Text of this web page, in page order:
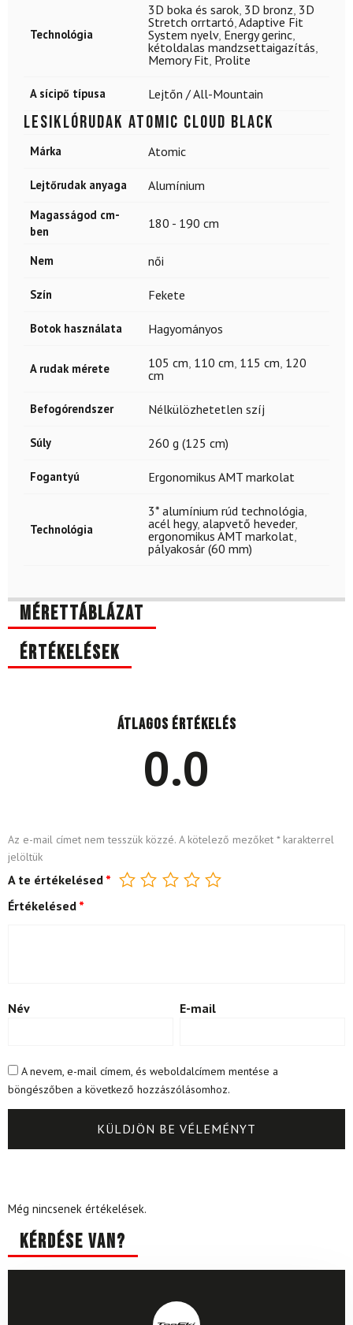
Technológia
3D boka és sarok 3D bronz 3D
Stretch orrtartó Adaptive Fit
System nyelv, Energy gerinc
kétoldalas mandzsettaigazítás
Memory Fit Prolite
A sícipő típusa Lejtőn / All-Mountain
Lesiklórudak ATOMIC Cloud Black
Márka Atomic
Lejtőrudak anyaga Alumínium
Magasságod cm-
ben
180 - 190 cm
Nem női
Szín Fekete
Botok használata Hagyományos
A rudak mérete 105 cm 110 cm 115 cm 120
cm
Befogórendszer Nélkülözhetetlen szíj
Súly 260 g (125 cm)
Fogantyú Ergonomikus AMT markolat
Technológia
3* alumínium rúd technológia
acél hegy, alapvető heveder,
ergonomikus AMT markolat
pályakosár (60 mm)
Mérettáblázat
Értékelések
Átlagos értékelés
0.0
Az e-mail címet nem tesszük közzé. A kötelező mezőket *karakterrel
jelöltük
A te értékelésed *
Értékelésed *
Név E-mail
A nevem, e-mail címem, és weboldalcímem mentése a
böngészőben a következő hozzászólásomhoz.
Még nincsenek értékelések.
Kérdése van?